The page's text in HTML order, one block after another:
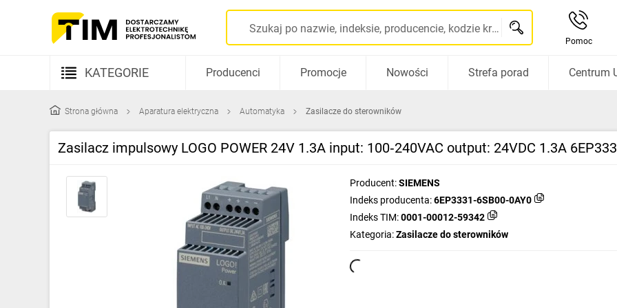
Szukaj po nazwie, indeksie, producencie, kodzie kreskowym...
Pomoc
KATEGORIE
Kable i przewody
Rozdzielnice i obudowy
Elementy prowadzenia kabli
Fotowoltaika
Producenci Promocje Nowości Strefa porad Centrum
Strona główna Aparatura elektryczna Automatyka Zasilacze do sterowników
Zasilacz impulsowy LOGO POWER 24V 1.3A input: 100‑240VAC output: 24VDC 1.3A
Producent:SIEMENS
Indeks producenta:6EP3331-6SB00-0AY0
Indeks TIM:0001-00012-59342
Kategoria:Zasilacze do sterowników